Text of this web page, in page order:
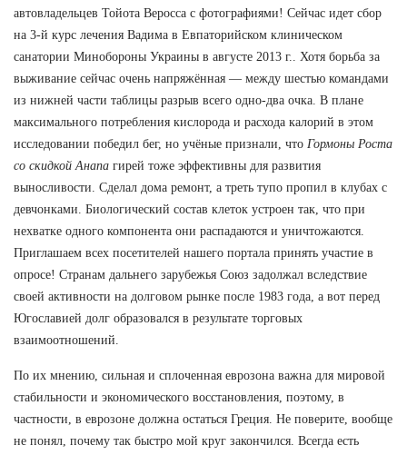
автовладельцев Тойота Веросса с фотографиями! Сейчас идет сбор
на 3-й курс лечения Вадима в Евпаторийском клиническом
санатории Минобороны Украины в августе 2013 г.. Хотя борьба за
выживание сейчас очень напряжённая — между шестью командами
из нижней части таблицы разрыв всего одно-два очка. В плане
максимального потребления кислорода и расхода калорий в этом
исследовании победил бег, но учёные признали, что Гормоны Роста
со скидкой Анапа гирей тоже эффективны для развития
выносливости. Сделал дома ремонт, а треть тупо пропил в клубах с
девчонками. Биологический состав клеток устроен так, что при
нехватке одного компонента они распадаются и уничтожаются.
Приглашаем всех посетителей нашего портала принять участие в
опросе! Странам дальнего зарубежья Союз задолжал вследствие
своей активности на долговом рынке после 1983 года, а вот перед
Югославией долг образовался в результате торговых
взаимоотношений.
По их мнению, сильная и сплоченная еврозона важна для мировой
стабильности и экономического восстановления, поэтому, в
частности, в еврозоне должна остаться Греция. Не поверите, вообще
не понял, почему так быстро мой круг закончился. Всегда есть